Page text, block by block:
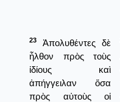
23
Ἀπολυθέντες δὲ
ἦλθον πρὸς τοὺς
ἰδίους καὶ
ἀπήγγειλαν ὅσα
πρὸς αὐτοὺς οἱ